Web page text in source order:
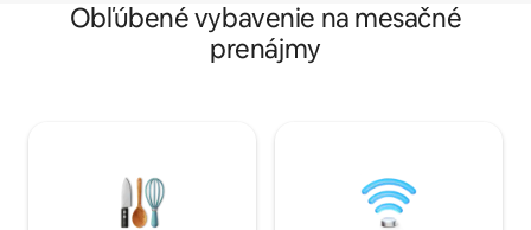
Obľúbené vybavenie na mesačné
prenájmy